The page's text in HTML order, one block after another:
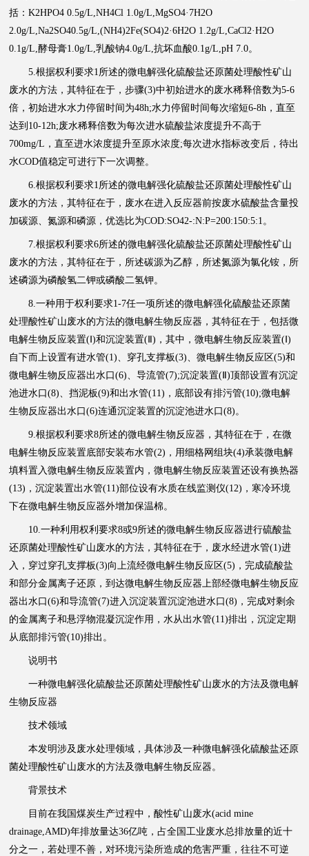
括：K2HPO4 0.5g/L,NH4Cl 1.0g/L,MgSO4·7H2O
2.0g/L,Na2SO40.5g/L,(NH4)2Fe(SO4)2·6H2O 1.2g/L,CaCl2·H2O
0.1g/L,酵母膏1.0g/L,乳酸钠4.0g/L,抗坏血酸0.1g/L,pH 7.0。
5.根据权利要求1所述的微电解强化硫酸盐还原菌处理酸性矿山
废水的方法，其特征在于，步骤(3)中初始进水的废水稀释倍数为5-6
倍，初始进水水力停留时间为48h;水力停留时间每次缩短6-8h，直至
达到10-12h;废水稀释倍数为每次进水硫酸盐浓度提升不高于
700mg/L，直至进水浓度提升至原水浓度;每次进水指标改变后，待出
水COD值稳定可进行下一次调整。
6.根据权利要求1所述的微电解强化硫酸盐还原菌处理酸性矿山
废水的方法，其特征在于，废水在进入反应器前按废水硫酸盐含量投
加碳源、氮源和磷源，优选比为COD:SO42-:N:P=200:150:5:1。
7.根据权利要求6所述的微电解强化硫酸盐还原菌处理酸性矿山
废水的方法，其特征在于，所述碳源为乙醇，所述氮源为氯化铵，所
述磷源为磷酸氢二钾或磷酸二氢钾。
8.一种用于权利要求1-7任一项所述的微电解强化硫酸盐还原菌
处理酸性矿山废水的方法的微电解生物反应器，其特征在于，包括微
电解生物反应装置(Ⅰ)和沉淀装置(Ⅱ)，其中，微电解生物反应装置(Ⅰ)
自下而上设置有进水管(1)、穿孔支撑板(3)、微电解生物反应区(5)和
微电解生物反应器出水口(6)、导流管(7);沉淀装置(Ⅱ)顶部设置有沉淀
池进水口(8)、挡泥板(9)和出水管(11)，底部设有排污管(10);微电解
生物反应器出水口(6)连通沉淀装置的沉淀池进水口(8)。
9.根据权利要求8所述的微电解生物反应器，其特征在于，在微
电解生物反应装置底部安装布水管(2)，用细格网组块(4)承装微电解
填料置入微电解生物反应装置内，微电解生物反应装置还设有换热器
(13)，沉淀装置出水管(11)部位设有水质在线监测仪(12)，寒冷环境
下在微电解生物反应器外增加保温棉。
10.一种利用权利要求8或9所述的微电解生物反应器进行硫酸盐
还原菌处理酸性矿山废水的方法，其特征在于，废水经进水管(1)进
入，穿过穿孔支撑板(3)向上流经微电解生物反应区(5)，完成硫酸盐
和部分金属离子还原，到达微电解生物反应器上部经微电解生物反应
器出水口(6)和导流管(7)进入沉淀装置沉淀池进水口(8)，完成对剩余
的金属离子和悬浮物混凝沉淀作用，水从出水管(11)排出，沉淀定期
从底部排污管(10)排出。
说明书
一种微电解强化硫酸盐还原菌处理酸性矿山废水的方法及微电解
生物反应器
技术领域
本发明涉及废水处理领域，具体涉及一种微电解强化硫酸盐还原
菌处理酸性矿山废水的方法及微电解生物反应器。
背景技术
目前在我国煤炭生产过程中，酸性矿山废水(acid mine
drainage,AMD)年排放量达36亿吨，占全国工业废水总排放量的近十
分之一，若处理不善，对环境污染所造成的危害严重，往往不可逆